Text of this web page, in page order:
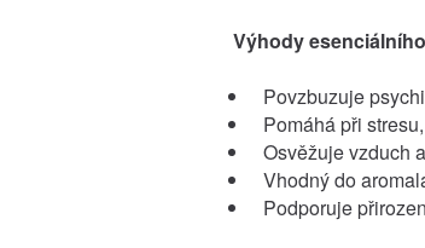
Výhody
Povzbuzuje
Pomáhá při
Osvěžuje vzduch
Vhodný do
Podporuje